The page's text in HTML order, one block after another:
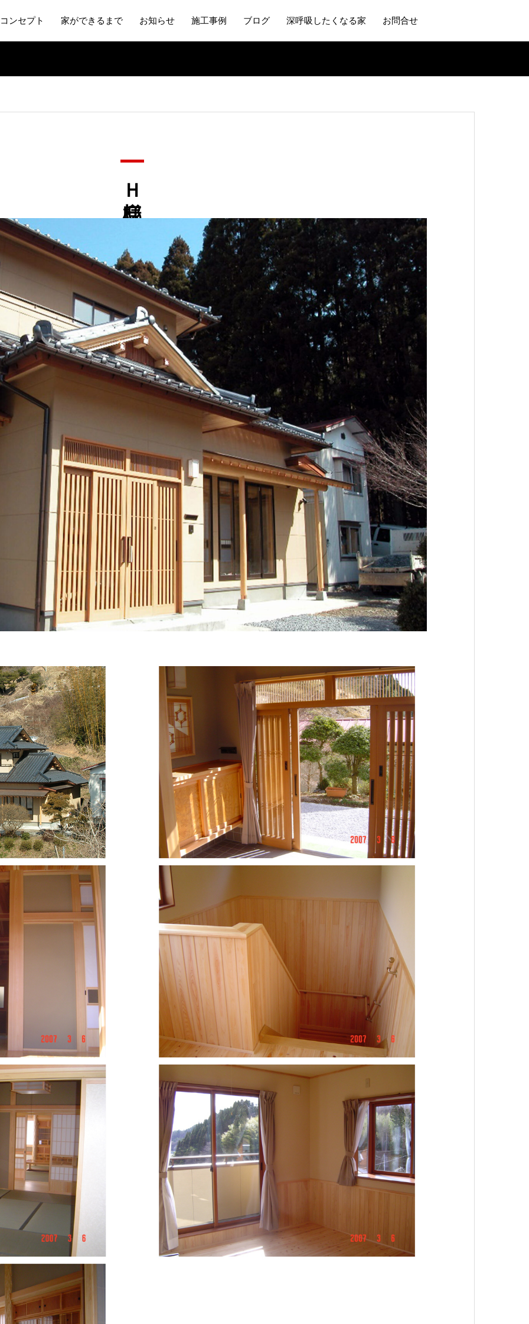
コンセプト 家ができるまで お知らせ 施工事例 ブログ 深呼吸したくなる家 お問合せ
Ｈ様邸